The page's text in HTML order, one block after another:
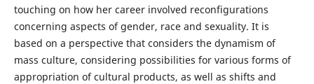
touching on how her career involved reconfigurations
concerning aspects of gender, race and sexuality. It is
based on a perspective that considers the dynamism of
mass culture, considering possibilities for various forms of
appropriation of cultural products, as well as shifts and